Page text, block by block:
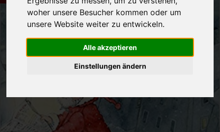
woher unsere Besucher kommen oder um
unsere Website weiter zu entwickeln.
Alle akzeptieren
Einstellungen ändern